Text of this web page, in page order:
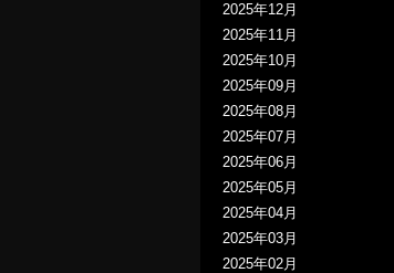
2025年12月
2025年11月
2025年10月
2025年09月
2025年08月
2025年07月
2025年06月
2025年05月
2025年04月
2025年03月
2025年02月